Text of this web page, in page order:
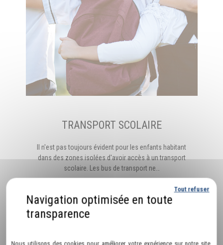
TRANSPORT SCOLAIRE
Il n'est pas toujours évident pour les enfants habitant
dans des zones isolées d'avoir accès à un transport
scolaire. Les bus de transport ne…
EN SAVOIR PLUS
Nous utilisons des cookies pour améliorer votre expérience sur notre site.
Tout refuser